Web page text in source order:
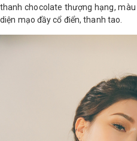
thanh chocolate thượng hạng,
diện mạo đầy cổ điển, thanh tao.